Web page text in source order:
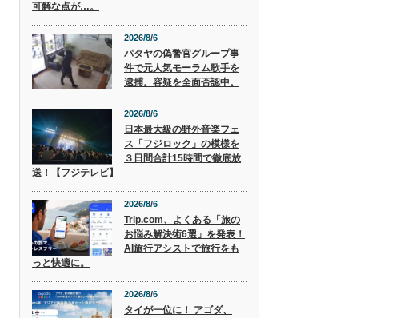
可解な点が…。
2026/8/6
パタヤの偽警官グループ事
件で元人気モーラム歌手を
逮捕。容疑を全面否認中。
2026/8/6
日本最大級の野外音楽フェ
ス「フジロック」の模様を
３日間合計15時間で徹底放
送！【フジテレビ】
2026/8/6
Trip.com、よくある「旅の
お悩み解決術6選」を発表！
AI旅行アシストで旅行をも
っと快適に。
2026/8/6
タイが一位に！ アゴダ、